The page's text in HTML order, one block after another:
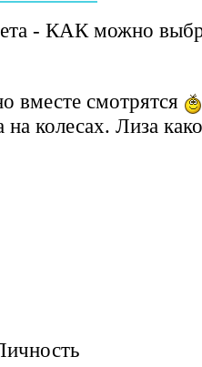
- КАК можно
вместе смотрятся
колесах. Лиза